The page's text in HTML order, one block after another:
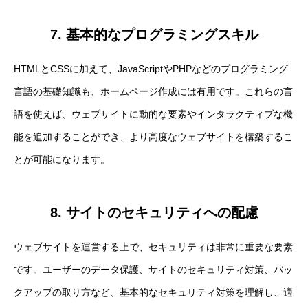
7. 基本的なプログラミングスキル
HTMLとCSSに加えて、JavaScriptやPHPなどのプログラミング
言語の基礎知識も、ホームページ作成には有用です。これらの言
語を使えば、ウェブサイトに動的な要素やインタラクティブな機
能を追加することができ、より高度なウェブサイトを構築するこ
とが可能になります。
8. サイトのセキュリティへの配慮
ウェブサイトを運営する上で、セキュリティは非常に重要な要素
です。ユーザーのデータ保護、サイトのセキュリティ対策、バッ
クアップの取り方など、基本的なセキュリティ対策を理解し、適